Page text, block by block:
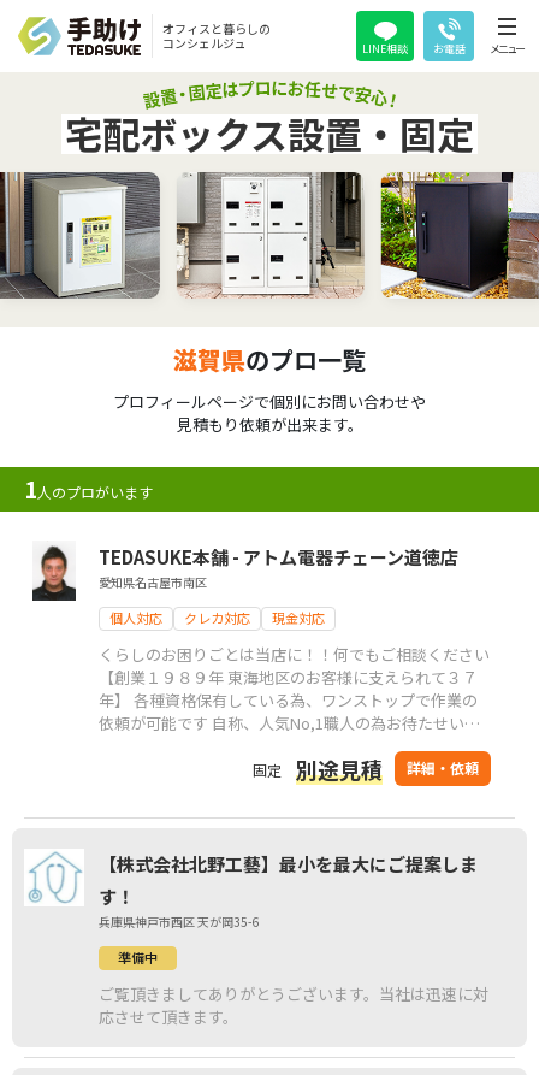
オフィスと暮らしの
コンシェルジュ
LINE相談 お電話 メニュー
宅配ボックス設置・固定
滋賀県のプロ一覧
プロフィールページで個別にお問い合わせや
見積もり依頼が出来ます。
1人のプロがいます
TEDASUKE本舗 - アトム電器チェーン道徳店
愛知県名古屋市南区
個人対応 クレカ対応 現金対応
くらしのお困りごとは当店に！！何でもご相談ください
【創業１９８９年 東海地区のお客様に支えられて３７
年】 各種資格保有している為、ワンストップで作業の
依頼が可能です 自称、人気No,1職人の為お待たせいた
固定 別途見積 詳細・依頼
【株式会社北野工藝】最小を最大にご提案しま
す！
兵庫県神戸市西区 天が岡35-6
準備中
ご覧頂きましてありがとうございます。当社は迅速に対
応させて頂きます。